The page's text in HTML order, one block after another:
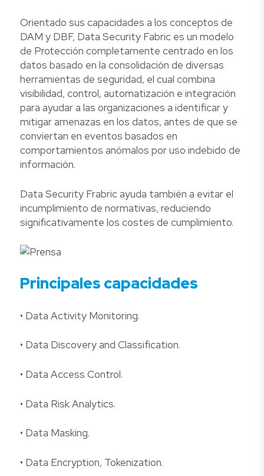
Orientado sus capacidades a los conceptos de
DAM y DBF, Data Security Fabric es un modelo
de Protección completamente centrado en los
datos basado en la consolidación de diversas
herramientas de seguridad, el cual combina
visibilidad, control, automatización e integración
para ayudar a las organizaciones a identificar y
mitigar amenazas en los datos, antes de que se
conviertan en eventos basados en
comportamientos anómalos por uso indebido de
información.
Data Security Frabric ayuda también a evitar el
incumplimiento de normativas, reduciendo
significativamente los costes de cumplimiento.
Principales capacidades
• Data Activity Monitoring.
• Data Discovery and Classification.
• Data Access Control.
• Data Risk Analytics.
• Data Masking.
• Data Encryption, Tokenization.